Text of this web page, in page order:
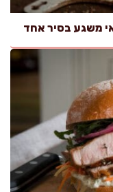
משגע בסיר אחד